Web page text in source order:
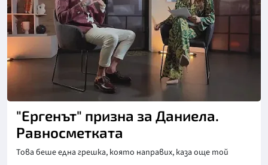
"Ергенът" призна за Даниела.
Равносметката
Това беше една грешка, която направих, каза още той